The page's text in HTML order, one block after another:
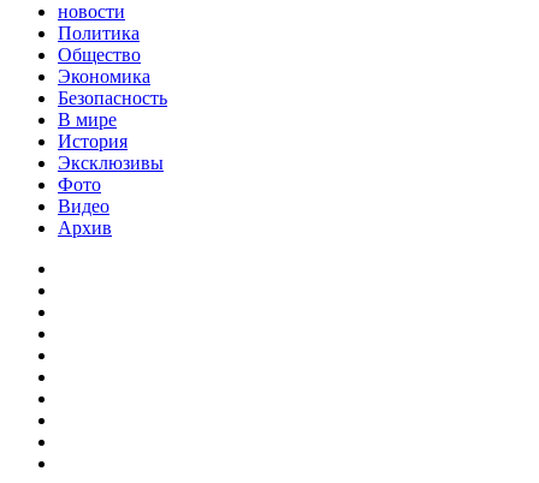
новости
Политика
Общество
Экономика
Безопасность
В мире
История
Эксклюзивы
Фото
Видео
Архив